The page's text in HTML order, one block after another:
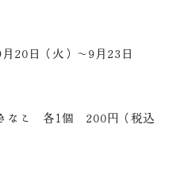
月20日（火）～9月23日
きなこ 各1個 200円（税込